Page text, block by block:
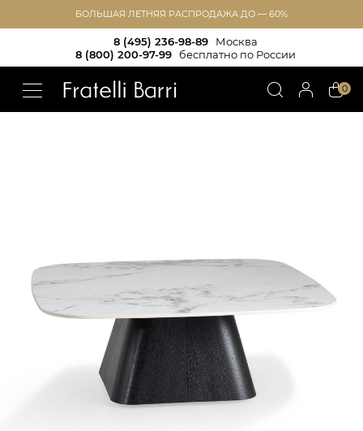
БОЛЬШАЯ ЛЕТНЯЯ РАСПРОДАЖА ДО — 60%
8 (495) 236-98-89
Москва
8 (800) 200-97-99
бесплатно по России
0